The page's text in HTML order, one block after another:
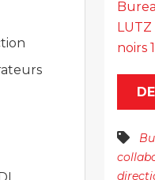
noirs